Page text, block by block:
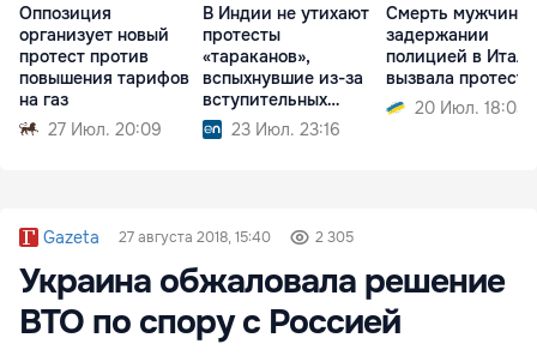
Оппозиция
организует новый
протест против
повышения тарифов
на газ
27 Июл. 20:09
В Индии не утихают
протесты
«тараканов»,
вспыхнувшие из-за
вступительных
экзаменов
23 Июл. 23:16
Смерть мужчины
задержании
полицией в
вызвала протесты
20 Июл. 18:03
Gazeta 27 августа 2018, 15:40 2 305
Украина обжаловала решение
ВТО по спору с Россией